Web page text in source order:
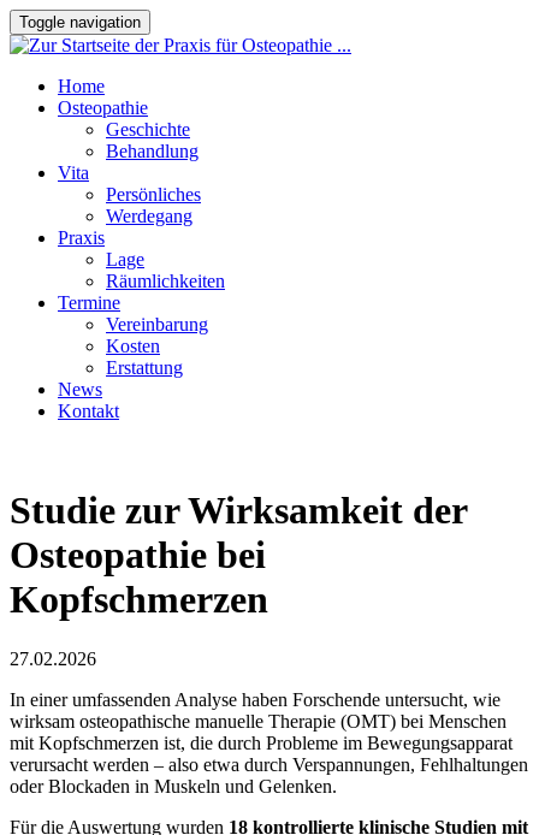
Toggle navigation
Home
Osteopathie
Geschichte
Behandlung
Vita
Persönliches
Werdegang
Praxis
Lage
Räumlichkeiten
Termine
Vereinbarung
Kosten
Erstattung
News
Kontakt
Studie zur Wirksamkeit der
Osteopathie bei
Kopfschmerzen
27.02.2026
In einer umfassenden Analyse haben Forschende untersucht, wie
wirksam osteopathische manuelle Therapie (OMT) bei Menschen
mit Kopfschmerzen ist, die durch Probleme im Bewegungsapparat
verursacht werden – also etwa durch Verspannungen, Fehlhaltungen
oder Blockaden in Muskeln und Gelenken.
Für die Auswertung wurden 18 kontrollierte klinische Studien mit